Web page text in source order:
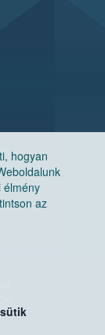
hogyan
élmény
az